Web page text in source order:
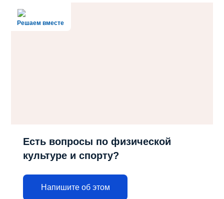
Решаем вместе
Есть вопросы по физической
культуре и спорту?
Напишите об этом